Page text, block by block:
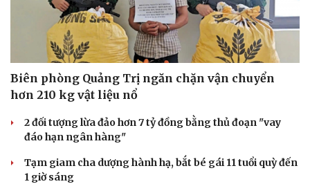
Biên phòng Quảng Trị ngăn chặn vận chuyển
hơn 210 kg vật liệu nổ
2 đối tượng lừa đảo hơn 7 tỷ đồng bằng thủ đoạn "vay
đáo hạn ngân hàng"
Tạm giam cha dượng hành hạ, bắt bé gái 11 tuổi quỳ đến
1 giờ sáng